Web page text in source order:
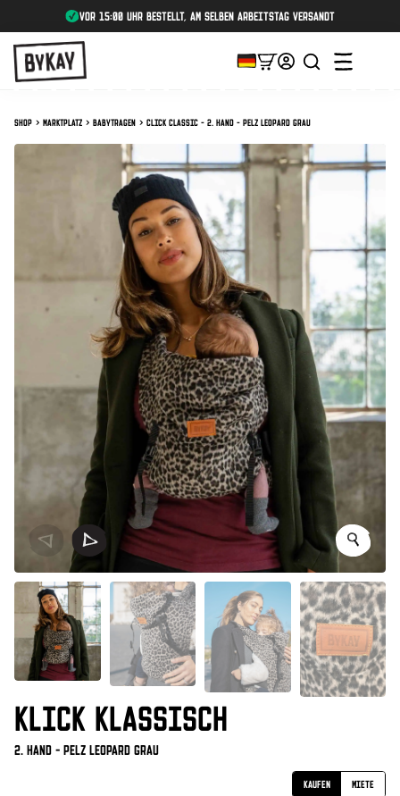
Vor 15:00 Uhr bestellt, am selben Arbeitstag versandt
Shop Marktplatz Babytragen Click Classic - 2. Hand - Pelz Leopard Grau
KLICK KLASSISCH
2. Hand - Pelz Leopard Grau
Kaufen Miete